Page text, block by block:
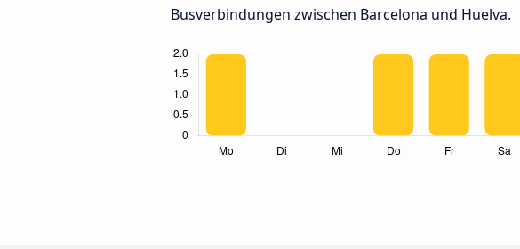
Busverbindungen zwischen Barcelona und Huelva.